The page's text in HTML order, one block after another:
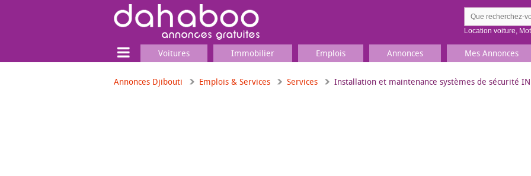
Location voiture,
Voitures Immobilier Emplois Annonces Mes Annonces
Annonces Djibouti Emplois & Services Services Installation et maintenance systèmes de sécurité